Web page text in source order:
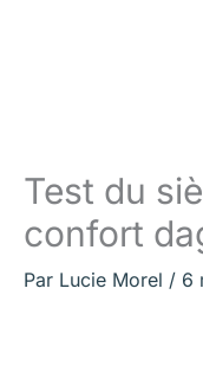
Test du
confort
Par Lucie Morel / 6